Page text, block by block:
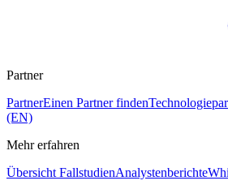
Partner
PartnerEinen Partner finden
(EN)
Mehr erfahren
Übersicht FallstudienAnalystenberichte